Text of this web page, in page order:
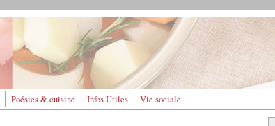
Poésies & cuisine Infos Utiles Vie sociale